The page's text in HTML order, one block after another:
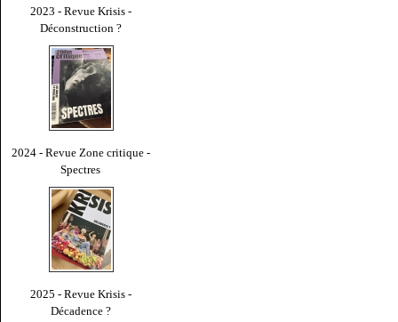
2023 - Revue Krisis -
Déconstruction ?
2024 - Revue Zone critique -
Spectres
2025 - Revue Krisis -
Décadence ?